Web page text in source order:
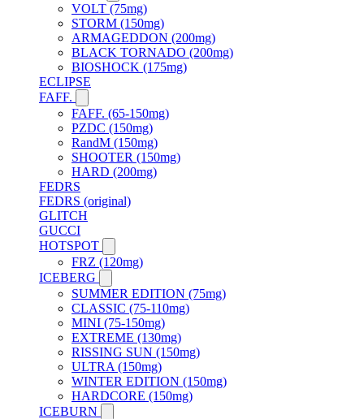
VOLT (75mg)
STORM (150mg)
ARMAGEDDON (200mg)
BLACK TORNADO (200mg)
BIOSHOCK (175mg)
ECLIPSE
FAFF.
FAFF. (65-150mg)
PZDC (150mg)
RandM (150mg)
SHOOTER (150mg)
HARD (200mg)
FEDRS
FEDRS (original)
GLITCH
GUCCI
HOTSPOT
FRZ (120mg)
ICEBERG
SUMMER EDITION (75mg)
CLASSIC (75-110mg)
MINI (75-150mg)
EXTREME (130mg)
RISSING SUN (150mg)
ULTRA (150mg)
WINTER EDITION (150mg)
HARDCORE (150mg)
ICEBURN